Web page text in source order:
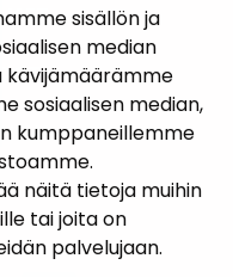
sisällön ja
median
kävijämäärämme
sosiaalisen median,
kumppaneillemme
näitä tietoja muihin
tai joita on
palvelujaan.